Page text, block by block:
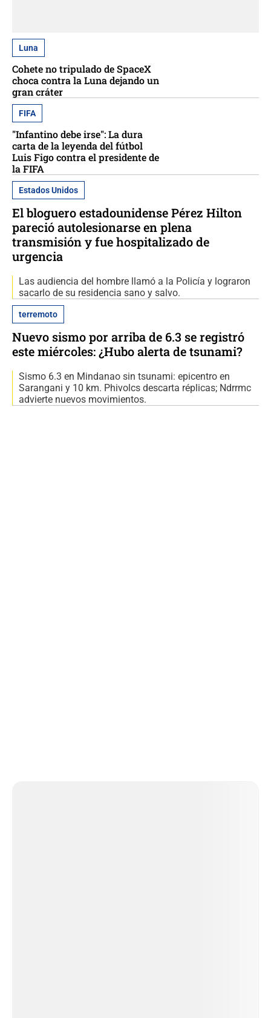
Luna
Cohete no tripulado de SpaceX
choca contra la Luna dejando un
gran cráter
FIFA
"Infantino debe irse": La dura
carta de la leyenda del fútbol
Luis Figo contra el presidente de
la FIFA
Estados Unidos
El bloguero estadounidense Pérez Hilton
pareció autolesionarse en plena
transmisión y fue hospitalizado de
urgencia
Las audiencia del hombre llamó a la Policía y lograron
sacarlo de su residencia sano y salvo.
terremoto
Nuevo sismo por arriba de 6.3 se registró
este miércoles: ¿Hubo alerta de tsunami?
Sismo 6.3 en Mindanao sin tsunami: epicentro en
Sarangani y 10 km. Phivolcs descarta réplicas; Ndrrmc
advierte nuevos movimientos.